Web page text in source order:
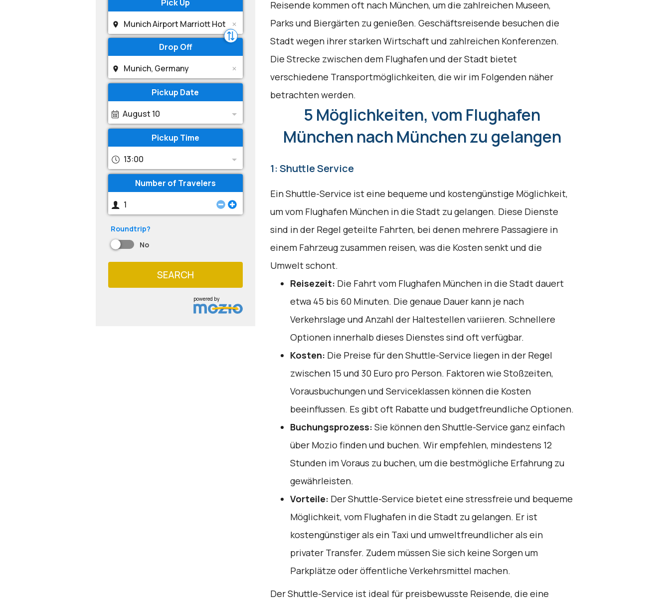
Pick Up
Drop Off
Pickup Date
August 10
Pickup Time
13:00
Number of Travelers
Roundtrip?
No
SEARCH
powered by
Reisende kommen oft nach München, um die zahlreichen Museen,
Parks und Biergärten zu genießen. Geschäftsreisende besuchen die
Stadt wegen ihrer starken Wirtschaft und zahlreichen Konferenzen.
Die Strecke zwischen dem Flughafen und der Stadt bietet
verschiedene Transportmöglichkeiten, die wir im Folgenden näher
betrachten werden.
5 Möglichkeiten, vom Flughafen
München nach München zu gelangen
1: Shuttle Service
Ein Shuttle-Service ist eine bequeme und kostengünstige Möglichkeit,
um vom Flughafen München in die Stadt zu gelangen. Diese Dienste
sind in der Regel geteilte Fahrten, bei denen mehrere Passagiere in
einem Fahrzeug zusammen reisen, was die Kosten senkt und die
Umwelt schont.
Reisezeit: Die Fahrt vom Flughafen München in die Stadt dauert
etwa 45 bis 60 Minuten. Die genaue Dauer kann je nach
Verkehrslage und Anzahl der Haltestellen variieren. Schnellere
Optionen innerhalb dieses Dienstes sind oft verfügbar.
Kosten: Die Preise für den Shuttle-Service liegen in der Regel
zwischen 15 und 30 Euro pro Person. Faktoren wie Stoßzeiten,
Vorausbuchungen und Serviceklassen können die Kosten
beeinflussen. Es gibt oft Rabatte und budgetfreundliche Optionen.
Buchungsprozess: Sie können den Shuttle-Service ganz einfach
über Mozio finden und buchen. Wir empfehlen, mindestens 12
Stunden im Voraus zu buchen, um die bestmögliche Erfahrung zu
gewährleisten.
Vorteile: Der Shuttle-Service bietet eine stressfreie und bequeme
Möglichkeit, vom Flughafen in die Stadt zu gelangen. Er ist
kostengünstiger als ein Taxi und umweltfreundlicher als ein
privater Transfer. Zudem müssen Sie sich keine Sorgen um
Parkplätze oder öffentliche Verkehrsmittel machen.
Der Shuttle-Service ist ideal für preisbewusste Reisende, die eine